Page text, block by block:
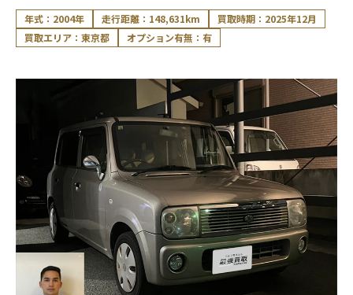
閉じる
年式：2004年 走行距離：148,631km
買取時期：2025年12月
買取エリア：東京都
オプション有無：有